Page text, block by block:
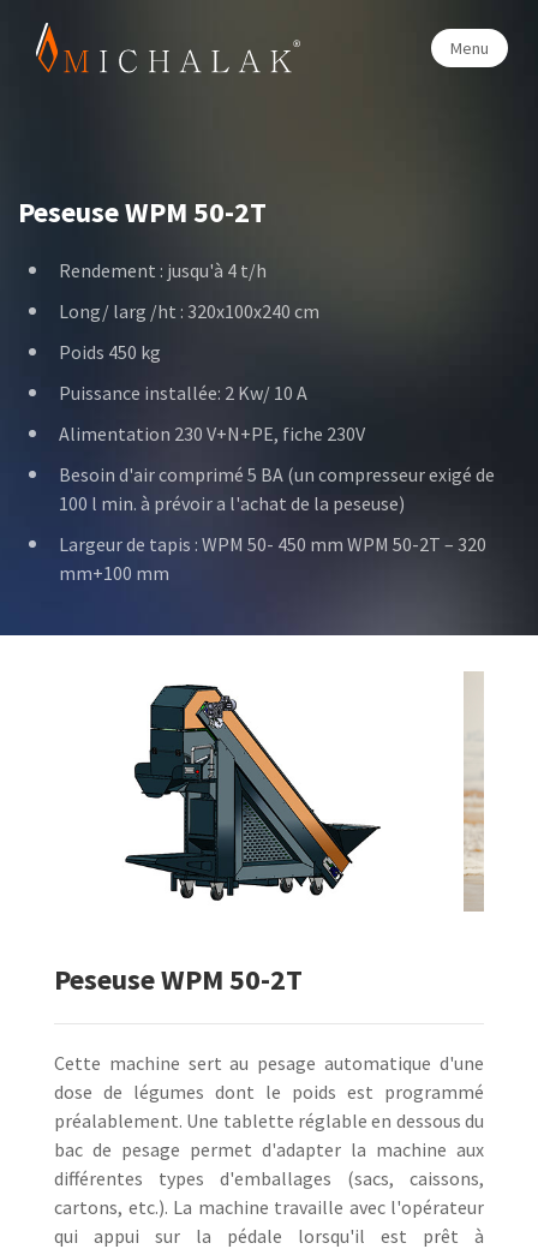
Menu
Peseuse WPM 50-2T
Rendement : jusqu'à 4 t/h
Long/ larg /ht : 320x100x240 cm
Poids 450 kg
Puissance installée: 2 Kw/ 10 A
Alimentation 230 V+N+PE, fiche 230V
Besoin d'air comprimé 5 BA (un compresseur exigé de
100 l min. à prévoir a l'achat de la peseuse)
Largeur de tapis : WPM 50- 450 mm WPM 50-2T – 320
mm+100 mm
Peseuse WPM 50-2T
Cette machine sert au pesage automatique d'une
dose de légumes dont le poids est programmé
préalablement. Une tablette réglable en dessous du
bac de pesage permet d'adapter la machine aux
différentes types d'emballages (sacs, caissons,
cartons, etc.). La machine travaille avec l'opérateur
qui appui sur la pédale lorsqu'il est prêt à